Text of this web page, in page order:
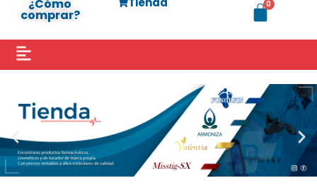
¿Cómo
comprar?